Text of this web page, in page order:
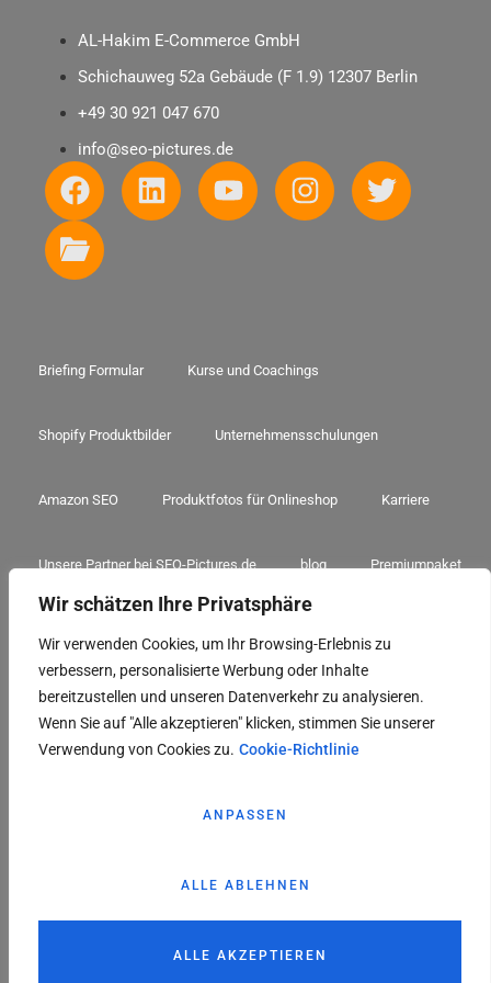
Wir schätzen Ihre Privatsphäre
Wir verwenden Cookies, um Ihr Browsing-Erlebnis zu
verbessern, personalisierte Werbung oder Inhalte
bereitzustellen und unseren Datenverkehr zu analysieren.
Wenn Sie auf "Alle akzeptieren" klicken, stimmen Sie unserer
Verwendung von Cookies zu. Cookie-Richtlinie
ANPASSEN
ALLE ABLEHNEN
ALLE AKZEPTIEREN
AL-Hakim E-Commerce GmbH
Schichauweg 52a Gebäude (F 1.9) 12307 Berlin
+49 30 921 047 670
info@seo-pictures.de
Briefing Formular Kurse und Coachings
Shopify Produktbilder Unternehmensschulungen
Amazon SEO Produktfotos für Onlineshop Karriere
Unsere Partner bei SEO-Pictures.de blog Premiumpaket
3D-Premiumpaket 3D A+ Paket
Impressum
AGB
Kontakt